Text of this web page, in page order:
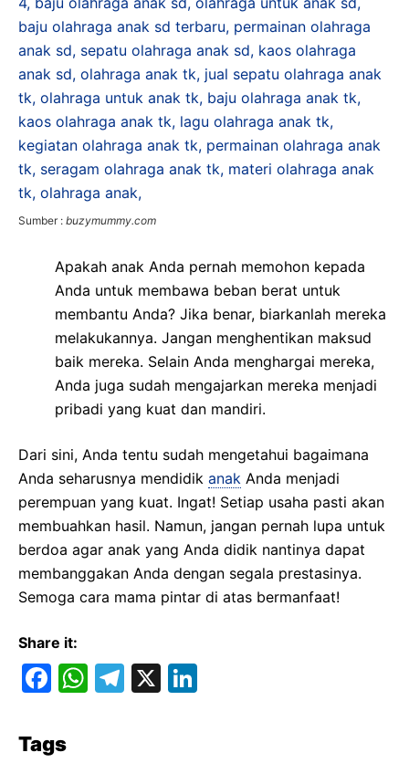
Sumber : buzymummy.com
Apakah anak Anda pernah memohon kepada
Anda untuk membawa beban berat untuk
membantu Anda? Jika benar, biarkanlah mereka
melakukannya. Jangan menghentikan maksud
baik mereka. Selain Anda menghargai mereka,
Anda juga sudah mengajarkan mereka menjadi
pribadi yang kuat dan mandiri.
Dari sini, Anda tentu sudah mengetahui bagaimana
Anda seharusnya mendidik anak Anda menjadi
perempuan yang kuat. Ingat! Setiap usaha pasti akan
membuahkan hasil. Namun, jangan pernah lupa untuk
berdoa agar anak yang Anda didik nantinya dapat
membanggakan Anda dengan segala prestasinya.
Semoga cara mama pintar di atas bermanfaat!
Share it:
F
c
e
W T
X
Tags